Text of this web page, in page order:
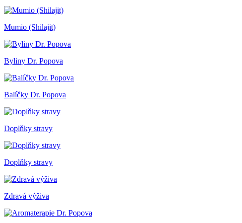
Mumio (Shilajit)
Byliny Dr. Popova
Balíčky Dr. Popova
Doplňky stravy
Doplňky stravy
Zdravá výživa